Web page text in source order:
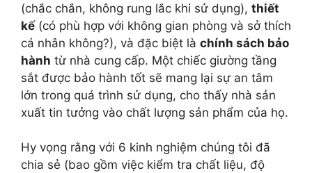
(chắc chắn, không rung lắc khi sử dụng), thiết
kế(có phù hợp với không gian phòng và sở thích
cá nhân không?), và đặc biệt là chính sách bảo
hành từ nhà cung cấp. Một chiếc giường tầng
sắt được bảo hành tốt sẽ mang lại sự an tâm
lớn trong quá trình sử dụng, cho thấy nhà sản
xuất tin tưởng vào chất lượng sản phẩm của họ.
Hy vọng rằng với 6 kinh nghiệm chúng tôi đã
chia sẻ (bao gồm việc kiểm tra chất liệu, độ